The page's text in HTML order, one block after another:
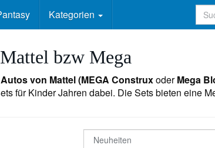
Kategorien
bzw Mega
von Mattel (MEGA ConstruxoderMega
für Kinder Jahren dabei. Die Sets bieten eine